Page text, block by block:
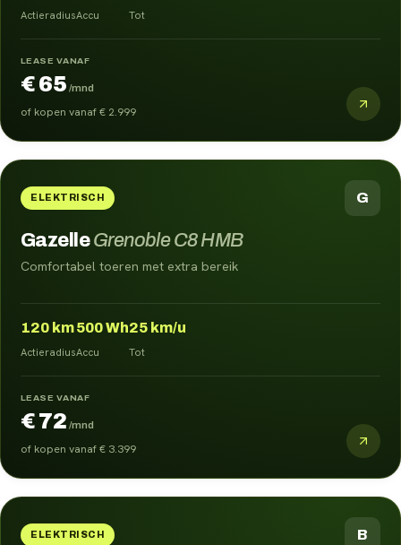
ActieradiusAccu Tot
LEASE VANAF
€ 65 /mnd
of kopen vanaf€ 2.999
ELEKTRISCH G
GazelleGrenoble C8 HMB
Comfortabel toeren met extra bereik
120 km
Actieradius
500Wh
Accu
25 km/u
Tot
LEASE VANAF
€ 72 /mnd
of kopen vanaf€ 3.399
ELEKTRISCH B